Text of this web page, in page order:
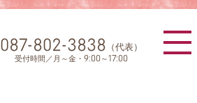
087-802-3838 （代表）
受付時間／月～金・9:00～17:00